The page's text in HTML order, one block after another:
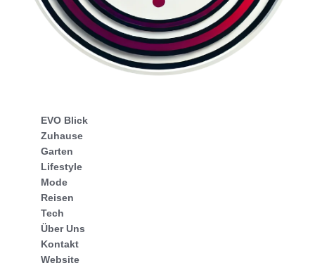
EVO Blick
Zuhause
Garten
Lifestyle
Mode
Reisen
Tech
Über Uns
Kontakt
Website